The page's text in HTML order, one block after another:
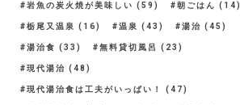
岩魚の炭火焼が美味しい (59) 朝ごはん (14)
栃尾又温泉 (16) 温泉 (43) 湯治 (45)
湯治食 (33) 無料貸切風呂 (23)
現代湯治 (48)
現代湯治食は工夫がいっぱい！ (47)